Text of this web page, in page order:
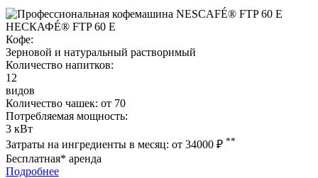
НЕСКАФÉ® FTP 60 E
Кофе:
Зерновой и натуральный растворимый
Количество напитков:
12
видов
Количество чашек: от 70
Потребляемая мощность:
3 кВт
Затраты на ингредиенты в месяц: от 34000 ₽ **
Бесплатная* аренда
Подробнее